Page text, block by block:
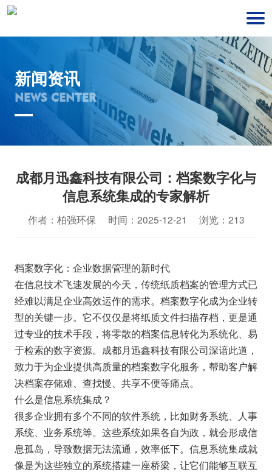
新闻资讯
NEWS CENTER
成都月迅鑫科技有限公司：档案数字化与
信息系统集成的专家解析
作者：柏强环保 时间：2025-12-21 浏览：213
档案数字化：企业数据管理的新时代
在信息技术飞速发展的今天，传统纸质档案的管理方式已
经难以满足企业高效运作的需求。档案数字化成为企业转
型的关键一步。它不仅仅是将纸质文件扫描存档，更是通
过专业的技术手段，将零散的档案信息转化为系统化、易
于检索的数字资源。成都月迅鑫科技有限公司深谙此道，
致力于为企业提供高质量的档案数字化服务，帮助客户解
决档案存储难、查找慢、共享不便等痛点。
什么是信息系统集成？
很多企业拥有多个不同的软件系统，比如财务系统、人事
系统、业务系统等。这些系统如果各自为政，就会形成信
息孤岛，导致数据无法流通，效率低下。信息系统集成就
像是为这些独立的系统搭建一座桥梁，让它们能够互联互